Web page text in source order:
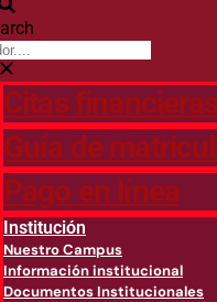
Citas financieras
Guía de
Pago en línea
Institución
Nuestro Campus
Información institucional
Documentos Institucionales